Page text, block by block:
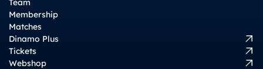
Team
Membership
Matches
Dinamo Plus
Tickets
Webshop